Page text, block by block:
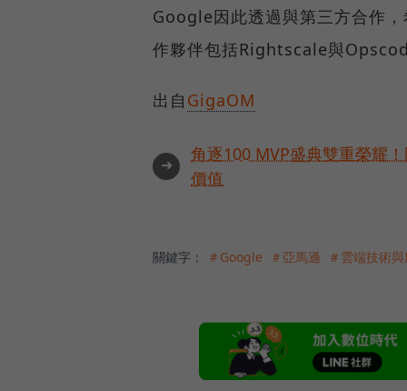
Google因此透過與第三方合作
作夥伴包括Rightscale與
出自 GigaOM
➜
角逐100 MVP盛典雙重榮耀
價值
關鍵字： ＃Google ＃亞馬遜 ＃雲端技術